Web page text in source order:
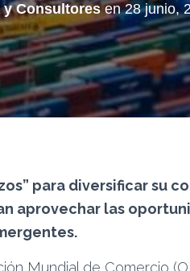
y Consultoresen28 junio,
para diversificar su
aprovechar las
Mundial de Comercio